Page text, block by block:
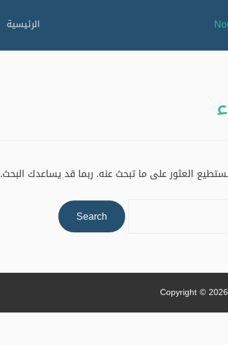
الرئيسية
نستطيع العثور على ما تبحث عنه. ربما قد يساعدك البحث.
Copyright © 2026